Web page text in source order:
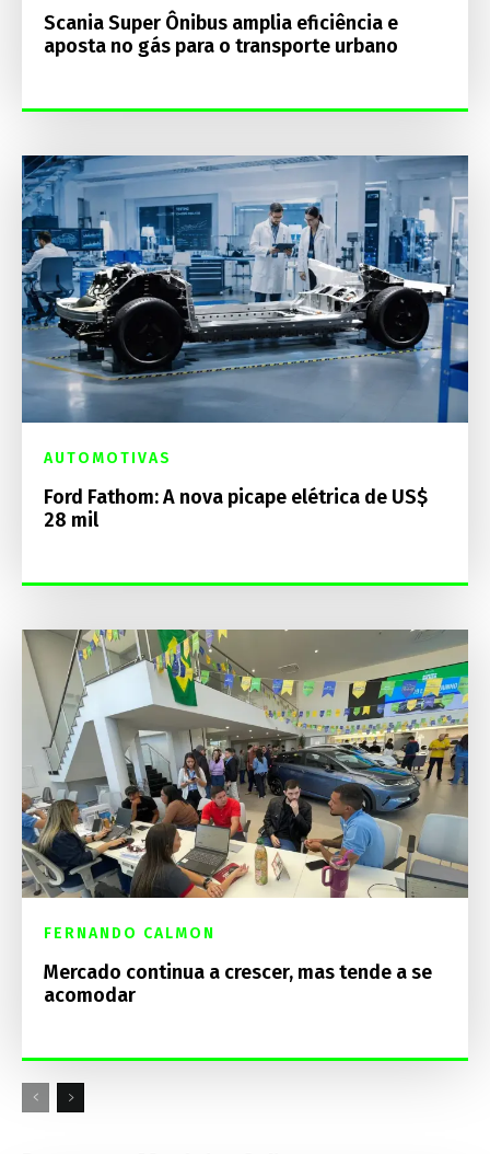
Scania Super Ônibus amplia eficiência e
aposta no gás para o transporte urbano
AUTOMOTIVAS
Ford Fathom: A nova picape elétrica de US$
28 mil
FERNANDO CALMON
Mercado continua a crescer, mas tende a se
acomodar